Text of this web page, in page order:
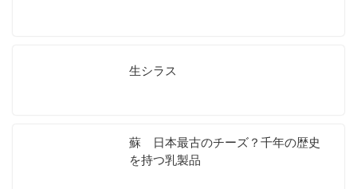
生シラス
蘇 日本最古のチーズ？千年の歴史
を持つ乳製品